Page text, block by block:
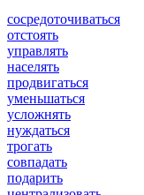
сосредоточиваться
отстоять
управлять
населять
продвигаться
уменьшаться
усложнять
нуждаться
трогать
совпадать
подарить